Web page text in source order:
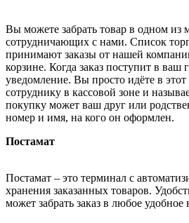
Вы можете забрать товар в одном из
сотрудничающих с нами. Список
принимают заказы от нашей
корзине. Когда заказ поступит в ваш
уведомление. Вы просто идёте в этот
сотруднику в кассовой зоне и
покупку может ваш друг или
номер и имя, на кого он оформлен.
Постамат
Постамат – это терминал с
хранения заказанных товаров.
может забрать заказ в любое удобное